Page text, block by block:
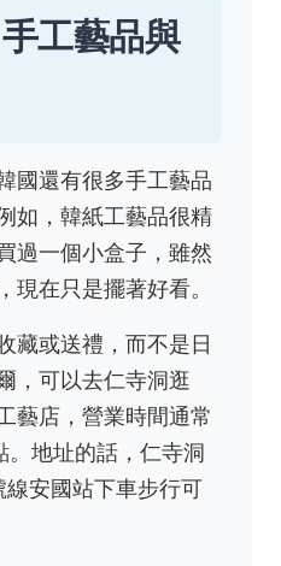
工藝品與
國還有很多手工藝品
如，韓紙工藝品很精
過一個小盒子，雖然
現在只是擺著好看。
藏或送禮，而不是日
，可以去仁寺洞逛
藝店，營業時間通常
地址的話，仁寺洞
安國站下車步行可